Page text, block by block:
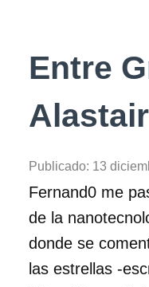
Entre
Publicado: 13
Fernand0 me
de la
donde se
las estrellas -